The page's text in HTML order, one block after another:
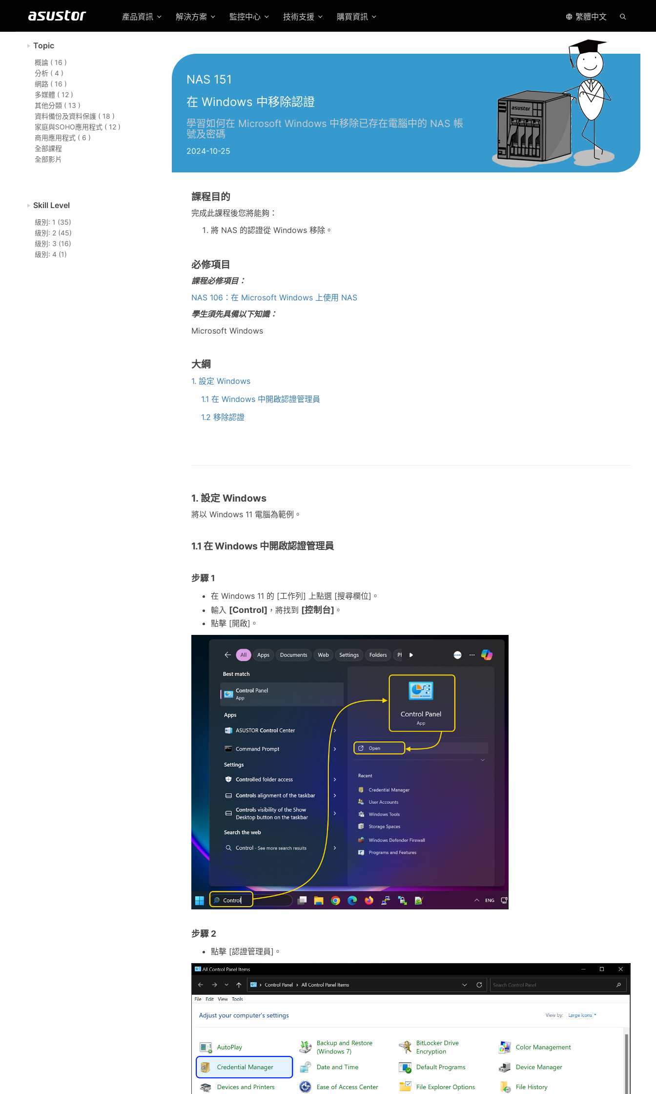
產品資訊 解決方案 監控中心 技術支援 購買資訊 繁體中文
Topic
概論 ( 16 )
分析 ( 4 )
網路 ( 16 )
多媒體 ( 12 )
其他分類 ( 13 )
資料備份及資料保護 ( 18 )
家庭與SOHO應用程式 ( 12 )
商用應用程式 ( 6 )
全部課程
全部影片
Skill Level
級別: 1 (35)
級別: 2 (45)
級別: 3 (16)
級別: 4 (1)
NAS 151
在 Windows 中移除認證
學習如何在 Microsoft Windows 中移除已存在電腦中的 NAS 帳
號及密碼
2024-10-25
課程目的
完成此課程後您將能夠：
將 NAS 的認證從 Windows 移除。
必修項目
課程必修項目：
NAS 106：在 Microsoft Windows 上使用 NAS
學生須先具備以下知識：
Microsoft Windows
大綱
1. 設定 Windows
1.1 在 Windows 中開啟認證管理員
1.2 移除認證
1. 設定 Windows
將以 Windows 11 電腦為範例。
1.1 在 Windows 中開啟認證管理員
步驟 1
在 Windows 11 的 [工作列] 上點選 [搜尋欄位]。
輸入 [Control] ，將找到 [控制台] 。
點擊 [開啟]。
步驟 2
點擊 [認證管理員]。